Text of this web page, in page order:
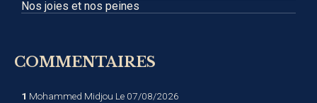
Nos joies et nos peines
COMMENTAIRES
1 Mohammed Midjou Le 07/08/2026